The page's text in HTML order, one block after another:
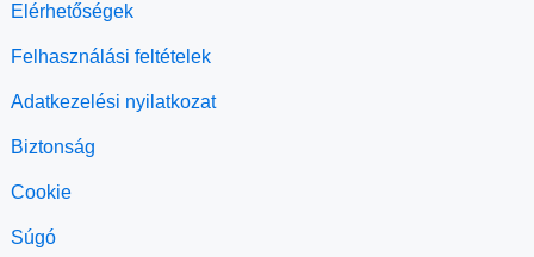
Elérhetőségek
Felhasználási feltételek
Adatkezelési nyilatkozat
Biztonság
Cookie
Súgó